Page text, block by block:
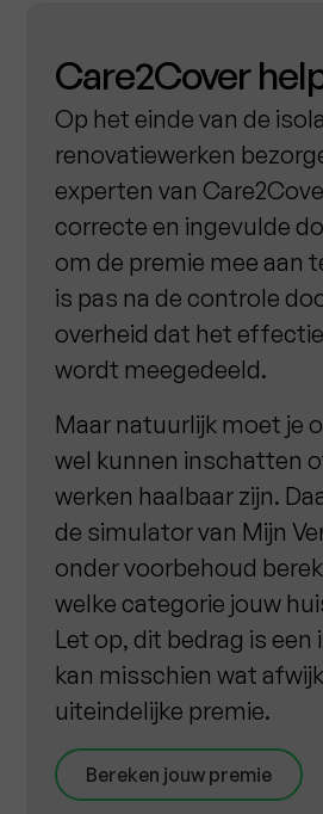
Care2Cover
Op het einde van de
renovatiewerken
experten van
correcte en ingevulde
om de premie mee aan
is pas na de controle
overheid dat het
wordt meegedeeld.
Maar natuurlijk moet je
wel kunnen inschatten
werken haalbaar zijn.
de simulator van Mijn
onder voorbehoud
welke categorie jouw
Let op, dit bedrag is
kan misschien wat
uiteindelijke premie.
Bereken jouw premie